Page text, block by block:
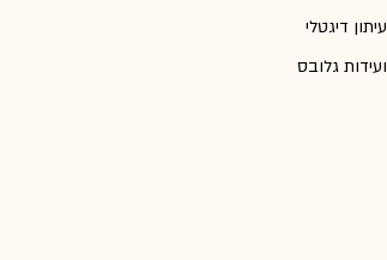
עיתון דיגטלי
ועידות גלובס